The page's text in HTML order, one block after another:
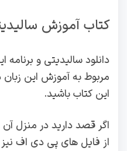
کتاب آموزش
دانلود سالیدیتی و
مربوط به آموزش این زبان
این کتاب باشید.
اگر قصد دارید در منزل
از فایل های پی دی اف نیز